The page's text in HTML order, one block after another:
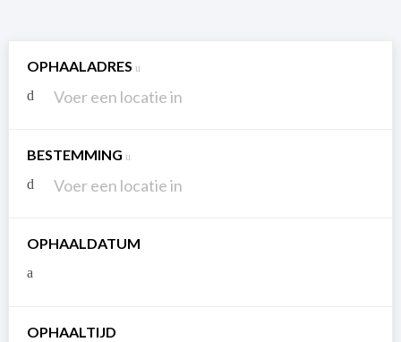
OPHAALADRES
BESTEMMING
OPHAALDATUM
OPHAALTIJD